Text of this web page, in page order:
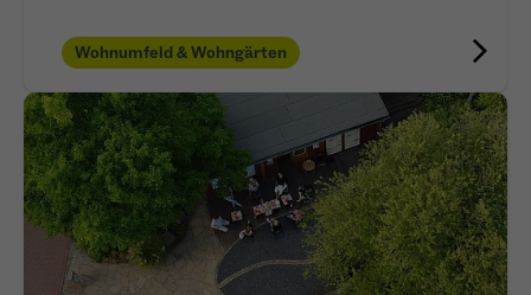
Name _fbp
Anbieter Meta Platforms Inc. (Facebook)
Laufzeit 4 Monate
- Wiedererkennung von Nutzern zwischen
Wohnumfeld & Wohngärten